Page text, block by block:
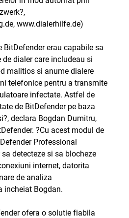
www.dialerhilfe.de)
BitDefender erau capabile sa
dialer care includeau si
malitios si anume dialere
telefonice pentru a transmite
infectate. Astfel de
de BitDefender pe baza
declara Bogdan Dumitru,
?Cu acest modul de
Professional
detecteze si sa blocheze
internet, datorita
de analiza
incheiat Bogdan.
ofera o solutie fiabila